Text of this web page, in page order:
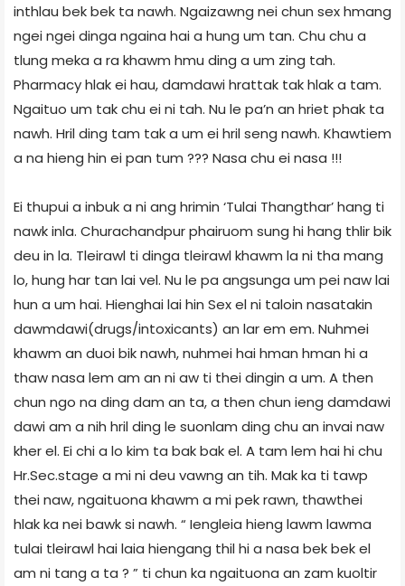
inthlau bek bek ta nawh. Ngaizawng nei chun sex hmang
ngei ngei dinga ngaina hai a hung um tan. Chu chu a
tlung meka a ra khawm hmu ding a um zing tah.
Pharmacy hlak ei hau, damdawi hrattak tak hlak a tam.
Ngaituo um tak chu ei ni tah. Nu le pa’n an hriet phak ta
nawh. Hril ding tam tak a um ei hril seng nawh. Khawtiem
a na hieng hin ei pan tum ??? Nasa chu ei nasa !!!
Ei thupui a inbuk a ni ang hrimin ‘Tulai Thangthar’ hang ti
nawk inla. Churachandpur phairuom sung hi hang thlir bik
deu in la. Tleirawl ti dinga tleirawl khawm la ni tha mang
lo, hung har tan lai vel. Nu le pa angsunga um pei naw lai
hun a um hai. Hienghai lai hin Sex el ni taloin nasatakin
dawmdawi(drugs/intoxicants) an lar em em. Nuhmei
khawm an duoi bik nawh, nuhmei hai hman hman hi a
thaw nasa lem am an ni aw ti thei dingin a um. A then
chun ngo na ding dam an ta, a then chun ieng damdawi
dawi am a nih hril ding le suonlam ding chu an invai naw
kher el. Ei chi a lo kim ta bak bak el. A tam lem hai hi chu
Hr.Sec.stage a mi ni deu vawng an tih. Mak ka ti tawp
thei naw, ngaituona khawm a mi pek rawn, thawthei
hlak ka nei bawk si nawh. “ Iengleia hieng lawm lawma
tulai tleirawl hai laia hiengang thil hi a nasa bek bek el
am ni tang a ta ? ” ti chun ka ngaituona an zam kuoltir